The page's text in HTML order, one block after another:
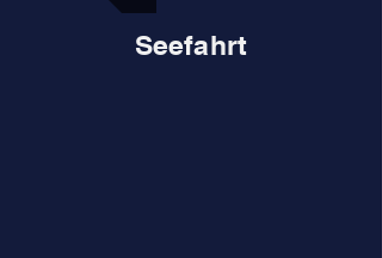
Seefahrt